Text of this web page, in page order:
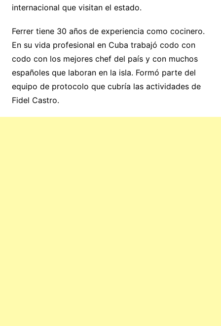
internacional que visitan el estado.
Ferrer tiene 30 años de experiencia como cocinero.
En su vida profesional en Cuba trabajó codo con
codo con los mejores chef del país y con muchos
españoles que laboran en la isla. Formó parte del
equipo de protocolo que cubría las actividades de
Fidel Castro.